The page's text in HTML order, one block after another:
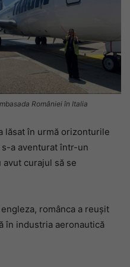
României în Italia
lăsat în urmă orizonturile
a aventurat într-un
curajul să se
românca a reușit
în industria aeronautică